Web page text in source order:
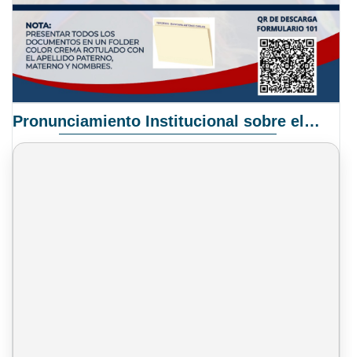
Pronunciamiento Institucional sobre el Proyecto de Ley N° 068/2025-2026 C.S.